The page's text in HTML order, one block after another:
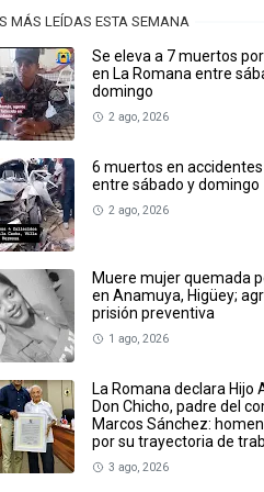
MÁS LEÍDAS ESTA SEMANA
Se eleva a 7 muertos
en La Romana entre
domingo
2 ago, 2026
6 muertos en
entre sábado y domingo
2 ago, 2026
Muere mujer quemada
en Anamuya, Higüey;
prisión preventiva
1 ago, 2026
La Romana declara Hijo
Don Chicho, padre del
Marcos Sánchez:
por su trayectoria de
3 ago, 2026